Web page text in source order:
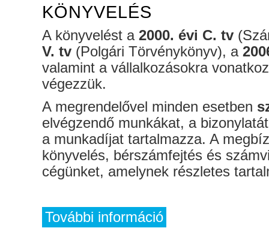
KÖNYVELÉS
A könyvelést a 2000. évi C. tv
V. tv (Polgári Törvénykönyv), a
valamint a vállalkozásokra
végezzük.
A megrendelővel minden esetben
elvégzendő munkákat, a
a munkadíjat tartalmazza. A
könyvelés, bérszámfejtés és
cégünket, amelynek részletes
További információ